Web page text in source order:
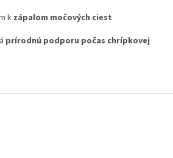
k zápalom močových ciest
prírodnú podporu počas chrípkovej